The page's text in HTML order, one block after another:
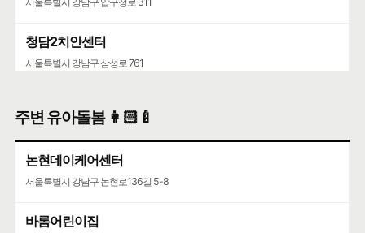
청담2치안센터
서울특별시 강남구 삼성로 761
주변 유아돌봄 👩🏻‍🍼
논현데이케어센터
서울특별시 강남구 논현로136길 5-8
바롬어린이집